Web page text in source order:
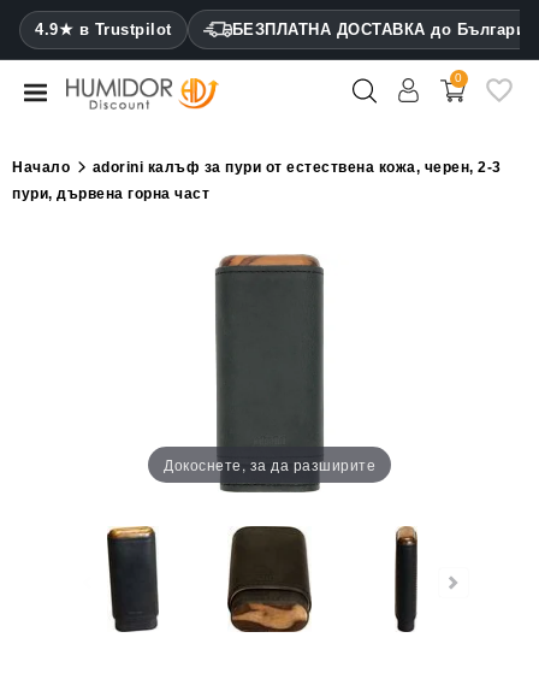
4.9★ в Trustpilot БЕЗПЛАТНА ДОСТАВКА до България
CATEGORY
Хумидори
0
Начало
adorini калъф за пури от естествена кожа, черен, 2-3
пури, дървена горна част
Докоснете, за да разширите